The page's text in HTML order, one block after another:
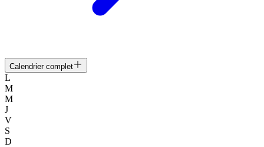
Calendrier complet
L
M
M
J
V
S
D